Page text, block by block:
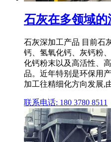
石灰在多领域的
石灰深加工产品 目前石
钙、氢氧化钙、灰钙粉
化钙粉末以及高活性、
品。近年特别是环保用
加工往精细化方向发展,
联系电话: 180 3780 8511